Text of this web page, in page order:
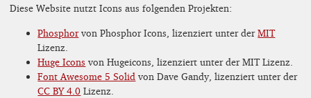
Diese Website nutzt Icons aus folgenden Projekten:
Phosphorvon Phosphor Icons, lizenziert unter derMIT
Lizenz.
Huge Icons von Hugeicons, lizenziert unter der MIT Lizenz.
Font Awesome 5 Solid von Dave Gandy, lizenziert unter der
CC BY 4.0 Lizenz.